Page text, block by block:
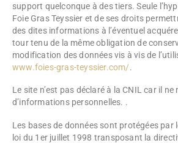
support quelconque à des tiers. Seule
Foie Gras Teyssier et de ses droits
des dites informations à l’éventuel
tour tenu de la même obligation de
modification des données vis à vis de
www.foies-gras-teyssier.com/.
Le site n’est pas déclaré à la CNIL car il ne
d’informations personnelles. .
Les bases de données sont protégées par
loi du 1er juillet 1998 transposant la